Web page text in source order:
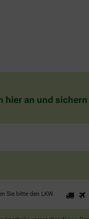
hier an und
Sie bitte den LKW.
Sind
Sie
1